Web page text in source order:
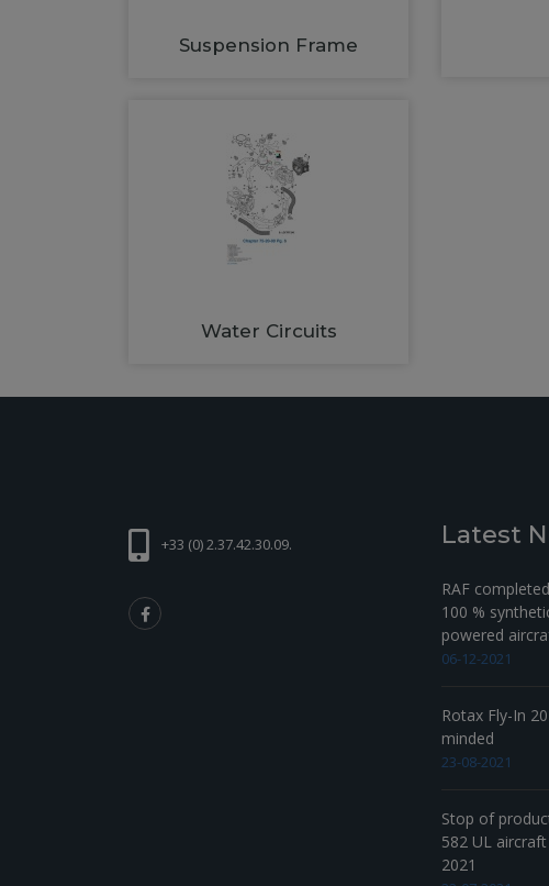
Suspension Frame
Water Circuits
+33 (0) 2.37.42.30.09. Latest
RAF
100 %
powered
06-12-2021
Rotax Fly-In
minded
23-08-2021
Stop of
582 UL
2021